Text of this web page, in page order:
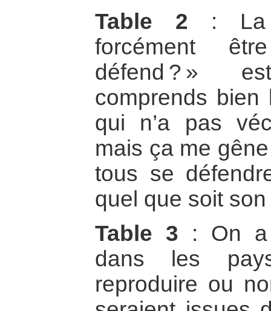
Table 2 : La
forcément
défend ? »
comprends bien
qui n’a pas
mais ça me
tous se
quel que soit
Table 3 : On a
dans les
reproduire ou